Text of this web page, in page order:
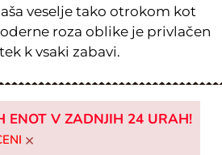
veselje tako otrokom kot
roza oblike je privlačen
k vsaki zabavi.
ENOT V ZADNJIH 24 URAH!
×